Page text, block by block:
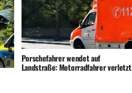
Porschefahrer wendet auf
Landstraße: Motorradfahrer verletzt